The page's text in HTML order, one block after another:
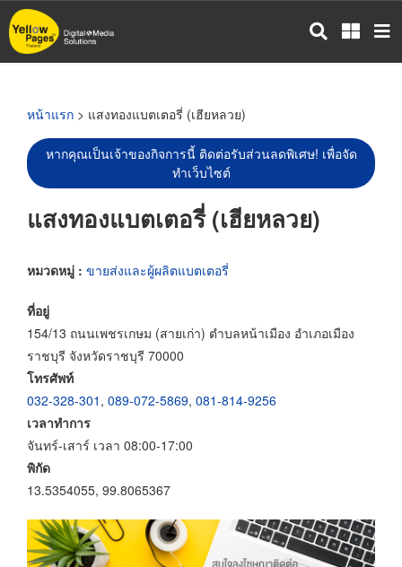
ข้าม
ไป
หน้าแรก > แสงทองแบตเตอรี่ (เฮียหลวย)
หากคุณเป็นเจ้าของกิจการนี้ ติดต่อรับส่วนลดพิเศษ! เพื่อจัด
ทำเว็บไซต์
แสงทองแบตเตอรี่ (เฮียหลวย)
หมวดหมู่ : ขายส่งและผู้ผลิตแบตเตอรี่
ที่อยู่
154/13 ถนนเพชรเกษม (สายเก่า) ตำบลหน้าเมือง อำเภอเมือง
ราชบุรี จังหวัดราชบุรี 70000
โทรศัพท์
032-328-301 , 089-072-5869, 081-814-9256
เวลาทำการ
จันทร์-เสาร์ เวลา 08:00-17:00
พิกัด
13.5354055, 99.8065367